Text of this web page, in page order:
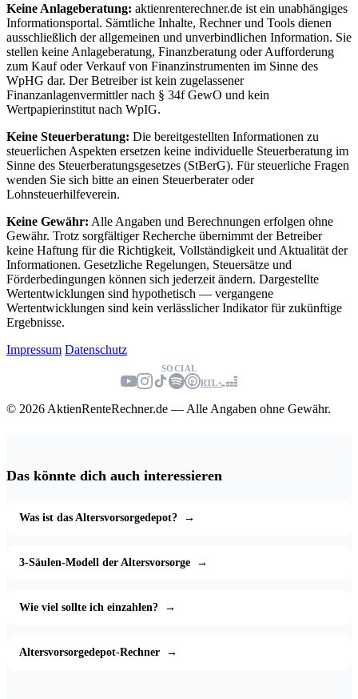
Keine Anlageberatung: aktienrenterechner.de ist ein unabhängiges
Informationsportal. Sämtliche Inhalte, Rechner und Tools dienen
ausschließlich der allgemeinen und unverbindlichen Information. Sie
stellen keine Anlageberatung, Finanzberatung oder Aufforderung
zum Kauf oder Verkauf von Finanzinstrumenten im Sinne des
WpHG dar. Der Betreiber ist kein zugelassener
Finanzanlagenvermittler nach § 34f GewO und kein
Wertpapierinstitut nach WpIG.
Keine Steuerberatung: Die bereitgestellten Informationen zu
steuerlichen Aspekten ersetzen keine individuelle Steuerberatung im
Sinne des Steuerberatungsgesetzes (StBerG). Für steuerliche Fragen
wenden Sie sich bitte an einen Steuerberater oder
Lohnsteuerhilfeverein.
Keine Gewähr: Alle Angaben und Berechnungen erfolgen ohne
Gewähr. Trotz sorgfältiger Recherche übernimmt der Betreiber
keine Haftung für die Richtigkeit, Vollständigkeit und Aktualität der
Informationen. Gesetzliche Regelungen, Steuersätze und
Förderbedingungen können sich jederzeit ändern. Dargestellte
Wertentwicklungen sind hypothetisch — vergangene
Wertentwicklungen sind kein verlässlicher Indikator für zukünftige
Ergebnisse.
Impressum Datenschutz
SOCIAL
RTL+
© 2026 AktienRenteRechner.de — Alle Angaben ohne Gewähr.
Das könnte dich auch interessieren
Was ist das Altersvorsorgedepot? →
3-Säulen-Modell der Altersvorsorge →
Wie viel sollte ich einzahlen? →
Altersvorsorgedepot-Rechner →